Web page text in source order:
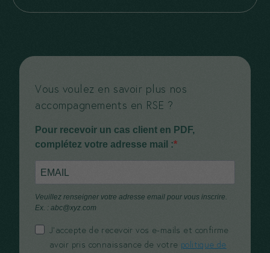
Vous voulez en savoir plus nos
accompagnements en RSE ?
Pour recevoir un cas client en PDF,
complétez votre adresse mail :
Veuillez renseigner votre adresse email pour vous inscrire.
Ex. : abc@xyz.com
J’accepte de recevoir vos e-mails et confirme
avoir pris connaissance de votre politique de